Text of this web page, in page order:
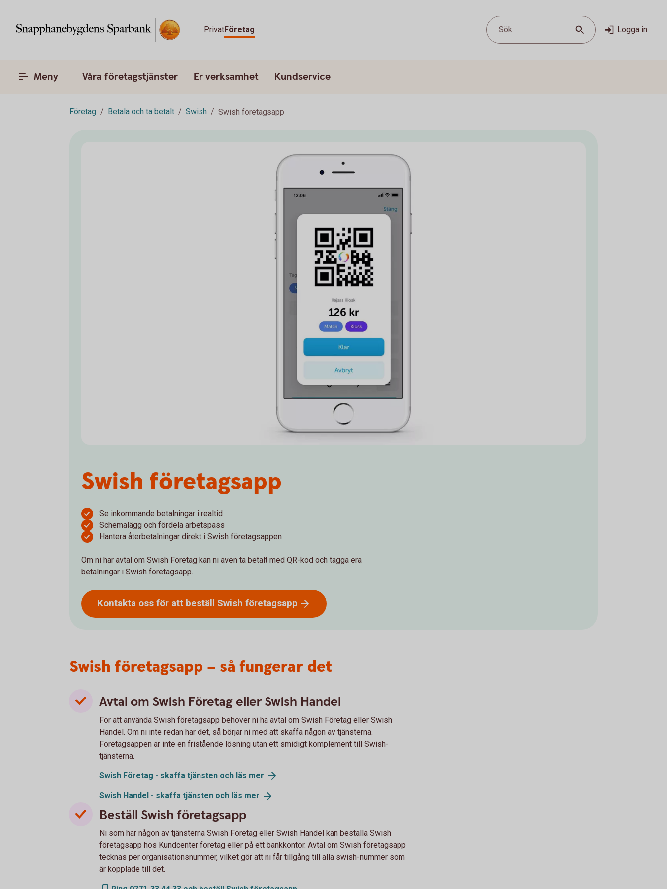
PrivatFöretag Sök Logga in
Meny Våra företagstjänster Er verksamhet Kundservice
Företag Betala och ta betalt Swish Swish företagsapp
Swish företagsapp
Se inkommande betalningar i realtid
Schemalägg och fördela arbetspass
Hantera återbetalningar direkt i Swish företagsappen
Om ni har avtal om Swish Företag kan ni även ta betalt med QR-kod och tagga era
betalningar i Swish företagsapp.
Kontakta oss för att beställ Swish företagsapp
Swish företagsapp – så fungerar det
Avtal om Swish Företag eller Swish Handel
För att använda Swish företagsapp behöver ni ha avtal om Swish Företag eller Swish
Handel. Om ni inte redan har det, så börjar ni med att skaffa någon av tjänsterna.
Företagsappen är inte en fristående lösning utan ett smidigt komplement till Swish-
tjänsterna.
Swish Företag - skaffa tjänsten och läs mer
Swish Handel - skaffa tjänsten och läs mer
Beställ Swish företagsapp
Ni som har någon av tjänsterna Swish Företag eller Swish Handel kan beställa Swish
företagsapp hos Kundcenter företag eller på ett bankkontor. Avtal om Swish företagsapp
tecknas per organisationsnummer, vilket gör att ni får tillgång till alla swish-nummer som
är kopplade till det.